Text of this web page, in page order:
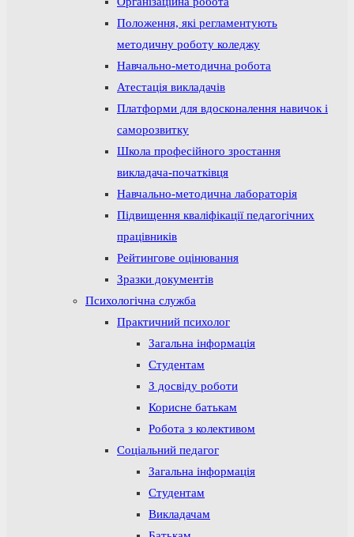
Положення, які регламентують
методичну роботу коледжу
Навчально-методична робота
Атестація викладачів
Платформи для вдосконалення навичок і
саморозвитку
Школа професійного зростання
викладача-початківця
Навчально-методична лабораторія
Підвищення кваліфікації педагогічних
працівників
Рейтингове оцінювання
Зразки документів
Психологічна служба
Практичний психолог
Загальна інформація
Студентам
З досвіду роботи
Корисне батькам
Робота з колективом
Соціальний педагог
Загальна інформація
Студентам
Викладачам